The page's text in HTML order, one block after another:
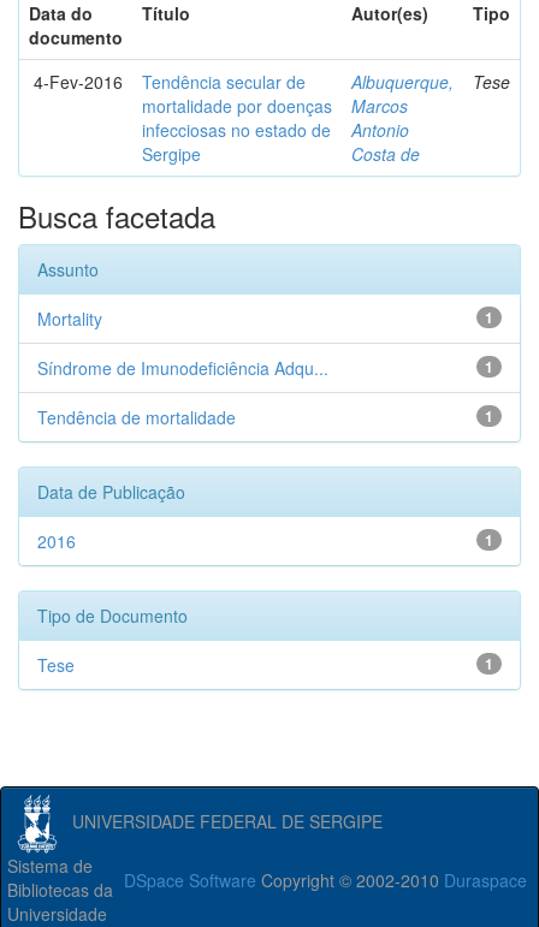
Data do
documento
Título Autor(es) Tipo
4-Fev-2016
Tendência secular de
mortalidade por doenças
infecciosas no estado de
Sergipe
Albuquerque,
Marcos
Antonio
Costa de
Tese
Busca facetada
Assunto
1
Mortality
1
Síndrome de Imunodeficiência Adqu...
1
Tendência de mortalidade
Data de Publicação
1
2016
Tipo de Documento
1
Tese
UNIVERSIDADE FEDERAL DE SERGIPE
DSpace Software Copyright © 2002-2010 Duraspace
Sistema de
Bibliotecas da
Universidade